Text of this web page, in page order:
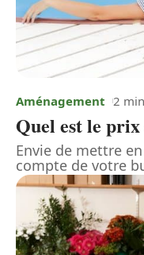
Aménagement 2
Quel est le prix
Envie de mettre
compte de votre